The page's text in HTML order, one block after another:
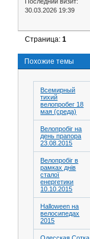
30.03.2026 19:39
Страница:1
Похожие темы
Всемирный
тихий
велопробег 18
мая (среда)
Велопробіг на
день прапора
23.08.2015
Велопробіг в
рамках днів
сталої
енергетики
10.10.2015
Halloween на
велосипедах
2015